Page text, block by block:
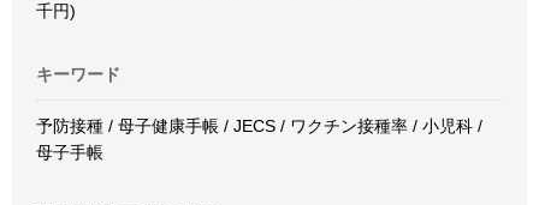
千円)
キーワード
予防接種 / 母子健康手帳 / JECS / ワクチン接種率 / 小児科 /
母子手帳